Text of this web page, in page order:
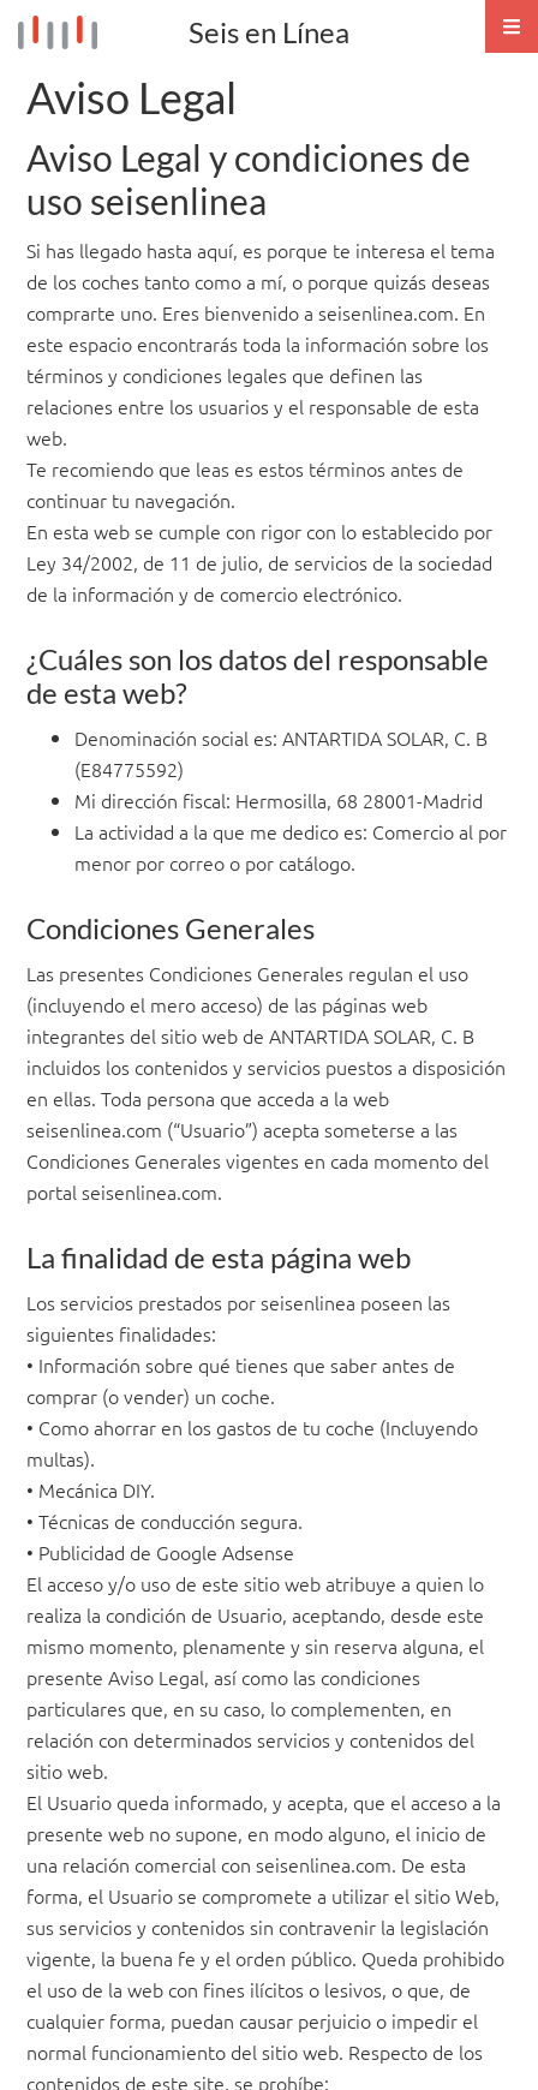
Seis en Línea
Aviso Legal
Aviso Legal y condiciones de
uso seisenlinea
Si has llegado hasta aquí, es porque te interesa el tema
de los coches tanto como a mí, o porque quizás deseas
comprarte uno. Eres bienvenido a seisenlinea.com. En
este espacio encontrarás toda la información sobre los
términos y condiciones legales que definen las
relaciones entre los usuarios y el responsable de esta
web.
Te recomiendo que leas es estos términos antes de
continuar tu navegación.
En esta web se cumple con rigor con lo establecido por
Ley 34/2002, de 11 de julio, de servicios de la sociedad
de la información y de comercio electrónico.
¿Cuáles son los datos del responsable
de esta web?
Denominación social es: ANTARTIDA SOLAR, C. B
(E84775592)
Mi dirección fiscal: Hermosilla, 68 28001-Madrid
La actividad a la que me dedico es: Comercio al por
menor por correo o por catálogo.
Condiciones Generales
Las presentes Condiciones Generales regulan el uso
(incluyendo el mero acceso) de las páginas web
integrantes del sitio web de ANTARTIDA SOLAR, C. B
incluidos los contenidos y servicios puestos a disposición
en ellas. Toda persona que acceda a la web
seisenlinea.com (“Usuario”) acepta someterse a las
Condiciones Generales vigentes en cada momento del
portal seisenlinea.com.
La finalidad de esta página web
Los servicios prestados por seisenlinea poseen las
siguientes finalidades:
• Información sobre qué tienes que saber antes de
comprar (o vender) un coche.
• Como ahorrar en los gastos de tu coche (Incluyendo
multas).
• Mecánica DIY.
• Técnicas de conducción segura.
• Publicidad de Google Adsense
El acceso y/o uso de este sitio web atribuye a quien lo
realiza la condición de Usuario, aceptando, desde este
mismo momento, plenamente y sin reserva alguna, el
presente Aviso Legal, así como las condiciones
particulares que, en su caso, lo complementen, en
relación con determinados servicios y contenidos del
sitio web.
El Usuario queda informado, y acepta, que el acceso a la
presente web no supone, en modo alguno, el inicio de
una relación comercial con seisenlinea.com. De esta
forma, el Usuario se compromete a utilizar el sitio Web,
sus servicios y contenidos sin contravenir la legislación
vigente, la buena fe y el orden público. Queda prohibido
el uso de la web con fines ilícitos o lesivos, o que, de
cualquier forma, puedan causar perjuicio o impedir el
normal funcionamiento del sitio web. Respecto de los
contenidos de este site, se prohíbe: